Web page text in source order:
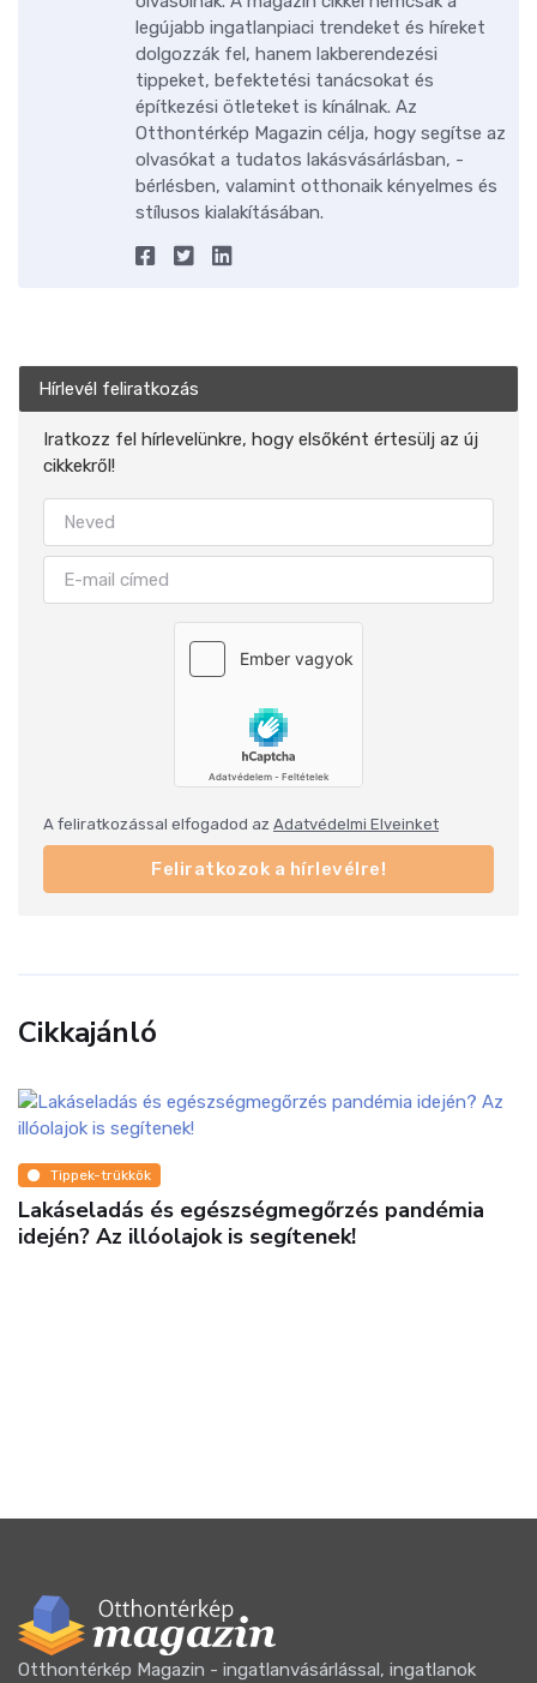
legújabb ingatlanpiaci trendeket és híreket
dolgozzák fel, hanem lakberendezési
tippeket, befektetési tanácsokat és
építkezési ötleteket is kínálnak. Az
Otthontérkép Magazin célja, hogy segítse az
olvasókat a tudatos lakásvásárlásban, -
bérlésben, valamint otthonaik kényelmes és
stílusos kialakításában.
Hírlevél feliratkozás
Iratkozz fel hírlevelünkre, hogy elsőként értesülj az új
cikkekről!
A feliratkozással elfogadod az Adatvédelmi Elveinket
Feliratkozok a hírlevélre!
Cikkajánló
Tippek-trükkök
Lakáseladás és egészségmegőrzés pandémia
idején? Az illóolajok is segítenek!
Otthontérkép Magazin - ingatlanvásárlással, ingatlanok